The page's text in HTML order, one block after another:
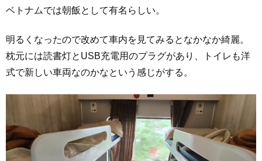
ベトナムでは朝飯として有名らしい。
明るくなったので改めて車内を見てみるとなかなか綺麗。
枕元には読書灯とUSB充電用のプラグがあり、トイレも洋
式で新しい車両なのかなという感じがする。